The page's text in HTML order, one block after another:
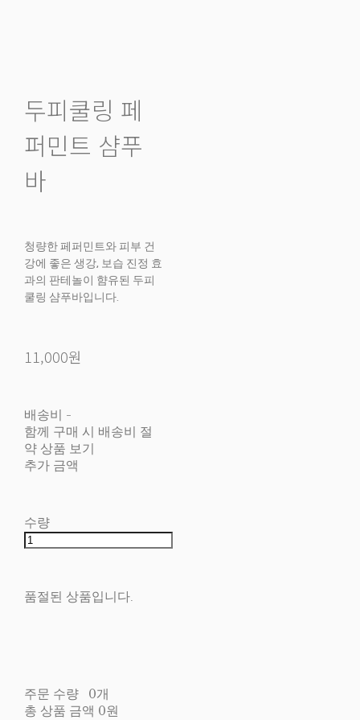
두피쿨링 페
퍼민트 샴푸
바
청량한 페퍼민트와 피부 건
강에 좋은 생강, 보습 진정 효
과의 판테놀이 햠유된 두피
쿨링 샴푸바입니다.
11,000원
배송비 -
함께 구매 시 배송비 절
약 상품 보기
추가 금액
수량
품절된 상품입니다.
주문 수량
0개
총 상품 금액 0원